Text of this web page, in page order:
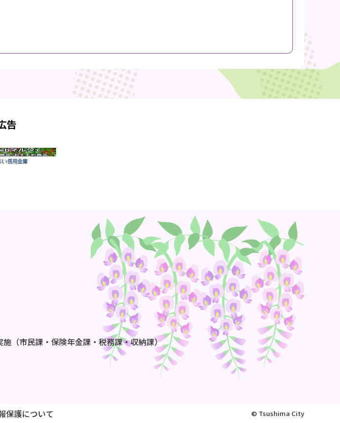
告
（市民課・保険年金課・税務課・収納課）
保護について © Tsushima City